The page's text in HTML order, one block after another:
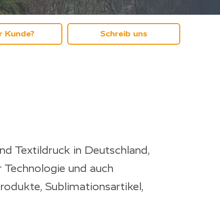
Kunde? Schreib uns
Textildruck in Deutschland,
und auch
Sublimationsartikel,